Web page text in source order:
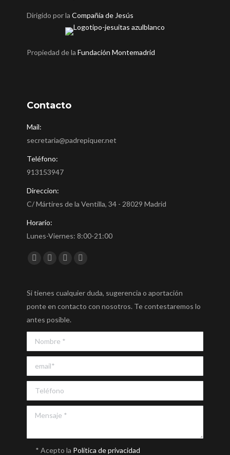
Dirigido por laCompañía de Jesús
Propiedad de laFundación Montemadrid
Contacto
Mail:
secretaria@padrepiquer.net
Teléfono:
913153947
Direccion:
C/ Mártires de la Ventilla, 34 - 28029 Madrid
Horario:
Lunes-Viernes: 8:00-21:00
Encuéntranos en:
Si tienes cualquier duda, sugerencia o aportación
ponte en contacto con nosotros. Te contestaremos lo
antes posible.
* Acepto la Política de privacidad